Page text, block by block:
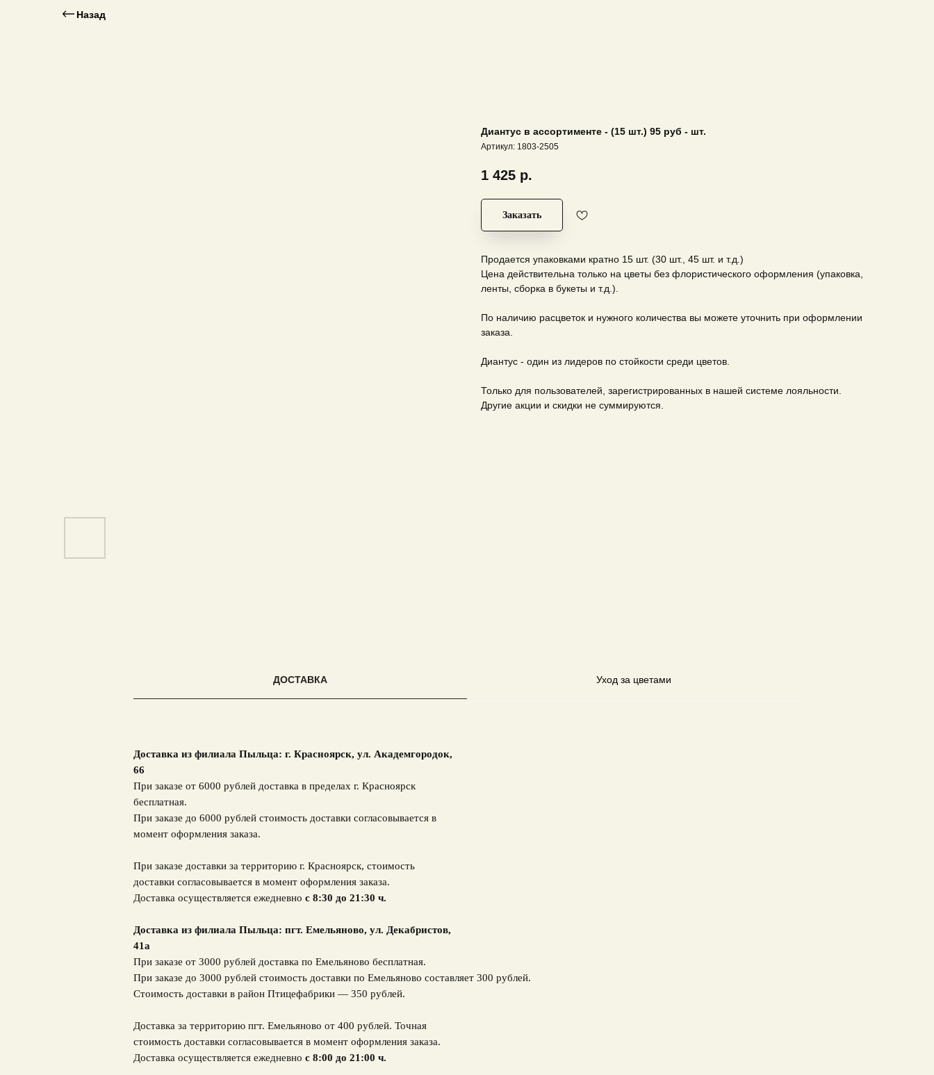
Назад
Диантус в ассортименте - (15 шт.) 95 руб - шт.
Артикул: 1803-2505
1 425 р.
Заказать
Продается упаковками кратно 15 шт. (30 шт., 45 шт. и т.д.)
Цена действительна только на цветы без флористического оформления (упаковка,
ленты, сборка в букеты и т.д.).
По наличию расцветок и нужного количества вы можете уточнить при оформлении
заказа.
Диантус - один из лидеров по стойкости среди цветов.
Только для пользователей, зарегистрированных в нашей системе лояльности.
Другие акции и скидки не суммируются.
ДОСТАВКА Уход за цветами
Доставка из филиала Пыльца: г. Красноярск, ул. Академгородок,
66
При заказе от 6000 рублей доставка в пределах г. Красноярск
бесплатная.
При заказе до 6000 рублей стоимость доставки согласовывается в
момент оформления заказа.
При заказе доставки за территорию г. Красноярск, стоимость
доставки согласовывается в момент оформления заказа.
Доставка осуществляется ежедневно с 8:30 до 21:30 ч.
Доставка из филиала Пыльца: пгт. Емельяново, ул. Декабристов,
41а
При заказе от 3000 рублей доставка по Емельяново бесплатная.
При заказе до 3000 рублей стоимость доставки по Емельяново составляет 300 рублей.
Стоимость доставки в район Птицефабрики — 350 рублей.
Доставка за территорию пгт. Емельяново от 400 рублей. Точная
стоимость доставки согласовывается в момент оформления заказа.
Доставка осуществляется ежедневно с 8:00 до 21:00 ч.